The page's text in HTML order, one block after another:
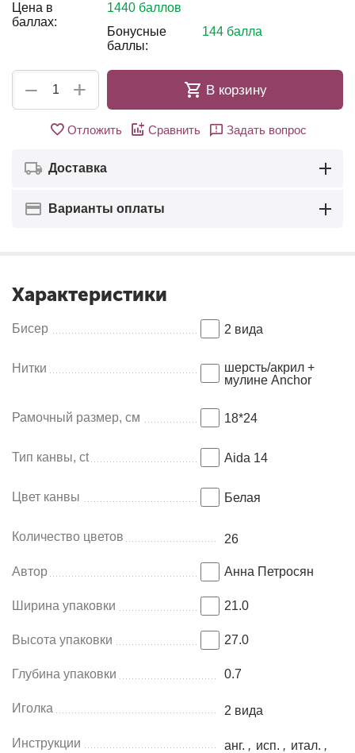
Цена в
баллах:
1440 баллов
Бонусные
баллы:
144 балла
+
− В корзину
Отложить Сравнить Задать вопрос
Доставка
Варианты оплаты
Характеристики
Бисер 2 вида
Нитки
шерсть/акрил +
мулине Anсhor
Рамочный размер, см 18*24
Тип канвы, ct Aida 14
Цвет канвы Белая
Количество цветов 26
Автор Анна Петросян
Ширина упаковки 21.0
Высота упаковки 27.0
Глубина упаковки 0.7
Иголка 2 видa
Инструкции анг. , исп. , итал. ,